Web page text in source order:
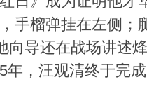
手榴弹挂在左侧；
导还在战场讲述
，汪观清终于完